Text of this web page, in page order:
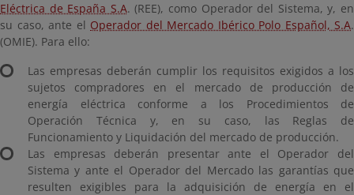
Eléctrica de España S.A. (REE), como Operador del Sistema, y, en
su caso, ante el Operador del Mercado Ibérico Polo Español, S.A.
(OMIE). Para ello:
Las empresas deberán cumplir los requisitos exigidos a los
sujetos compradores en el mercado de producción de
energía eléctrica conforme a los Procedimientos de
Operación Técnica y, en su caso, las Reglas de
Funcionamiento y Liquidación del mercado de producción.
Las empresas deberán presentar ante el Operador del
Sistema y ante el Operador del Mercado las garantías que
resulten exigibles para la adquisición de energía en el